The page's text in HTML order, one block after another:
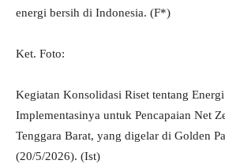
energi bersih di Indonesia. (F*)
Ket. Foto:
Kegiatan Konsolidasi Riset tentang
Implementasinya untuk Pencapaian Net
Tenggara Barat, yang digelar di Golden
(20/5/2026). (Ist)